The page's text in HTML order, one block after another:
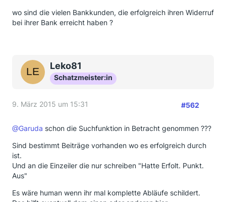
wo sind die vielen Bankkunden, die erfolgreich ihren Widerruf
bei ihrer Bank erreicht haben ?
Leko81
Schatzmeister:in
9. März 2015 um 15:31 #562
@Garuda schon die Suchfunktion in Betracht genommen ???
Sind bestimmt Beiträge vorhanden wo es erfolgreich durch
ist.
Und an die Einzeiler die nur schreiben "Hatte Erfolt. Punkt.
Aus"
Es wäre human wenn ihr mal komplette Abläufe schildert.